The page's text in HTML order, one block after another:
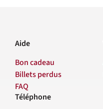
Aide
Bon cadeau
Billets perdus
FAQ
Contact
Téléphone